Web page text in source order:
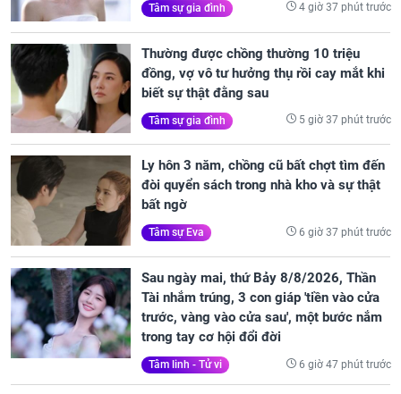
Tâm sự gia đình 4 giờ 37 phút trước
Thường được chồng thường 10 triệu
đồng, vợ vô tư hưởng thụ rồi cay mắt khi
biết sự thật đằng sau
Tâm sự gia đình 5 giờ 37 phút trước
Ly hôn 3 năm, chồng cũ bất chợt tìm đến
đòi quyển sách trong nhà kho và sự thật
bất ngờ
Tâm sự Eva 6 giờ 37 phút trước
Sau ngày mai, thứ Bảy 8/8/2026, Thần
Tài nhắm trúng, 3 con giáp 'tiền vào cửa
trước, vàng vào cửa sau', một bước nắm
trong tay cơ hội đổi đời
Tâm linh - Tử vi 6 giờ 47 phút trước